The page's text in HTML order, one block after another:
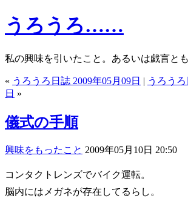
うろうろ……
私の興味を引いたこと。あるいは戯言とも
« うろうろ日誌 2009年05月09日 | うろう
日 »
儀式の手順
興味をもったこと 2009年05月10日 20:50
コンタクトレンズでバイク運転。
脳内にはメガネが存在してるらし。